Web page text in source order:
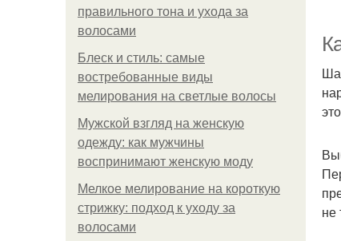
правильного тона и ухода за
волосами
Блеск и стиль: самые
востребованные виды
мелирования на светлые волосы
Мужской взгляд на женскую
одежду: как мужчины
воспринимают женскую моду
Мелкое мелирование на короткую
стрижку: подход к уходу за
волосами
не